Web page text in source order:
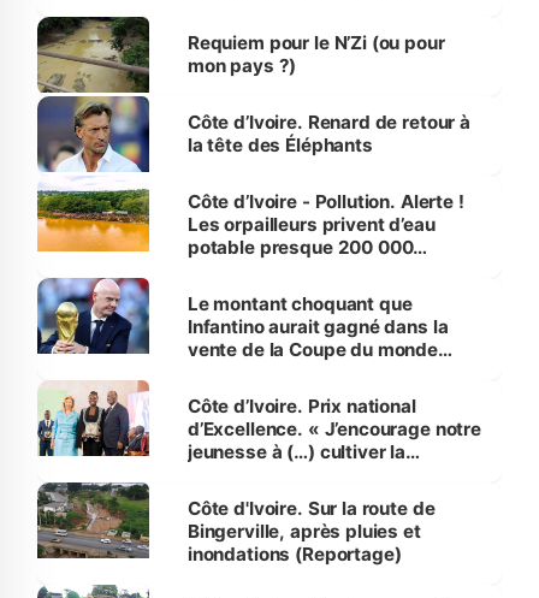
Requiem pour le N’Zi (ou pour
mon pays ?)
Côte d’Ivoire. Renard de retour à
la tête des Éléphants
Côte d’Ivoire - Pollution. Alerte !
Les orpailleurs privent d’eau
potable presque 200 000
Le montant choquant que
Infantino aurait gagné dans la
vente de la Coupe du monde
Côte d’Ivoire. Prix national
d’Excellence. « J’encourage notre
jeunesse à (…) cultiver la
(Alassane Ouattara
Côte d'Ivoire. Sur la route de
Bingerville, après pluies et
inondations (Reportage)